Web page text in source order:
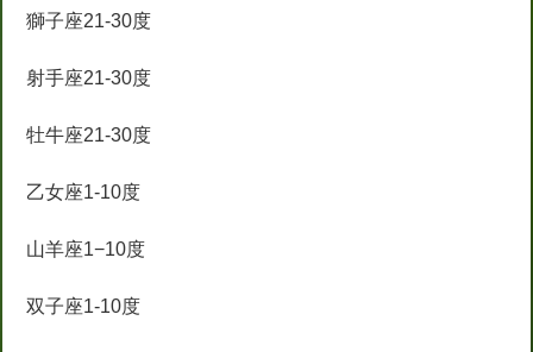
獅子座21-30度
射手座21-30度
牡牛座21-30度
乙女座1-10度
山羊座1−10度
双子座1-10度